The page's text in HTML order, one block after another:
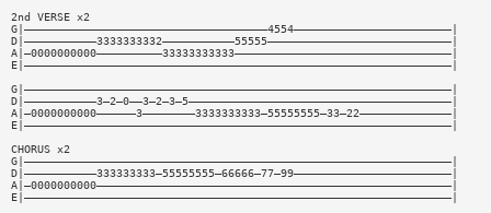
2nd VERSE x2
G|—————————————————————————————————————4554————————————————————————|
D|———————————3333333332———————————55555————————————————————————————|
A|—0000000000——————————33333333333—————————————————————————————————|
E|—————————————————————————————————————————————————————————————————|
G|—————————————————————————————————————————————————————————————————|
D|———————————3—2—0——3—2—3—5————————————————————————————————————————|
A|—0000000000——————3————————3333333333—55555555—33—22——————————————|
E|—————————————————————————————————————————————————————————————————|
CHORUS x2
G|—————————————————————————————————————————————————————————————————|
D|———————————333333333—55555555—66666—77—99————————————————————————|
A|—0000000000——————————————————————————————————————————————————————|
E|—————————————————————————————————————————————————————————————————|